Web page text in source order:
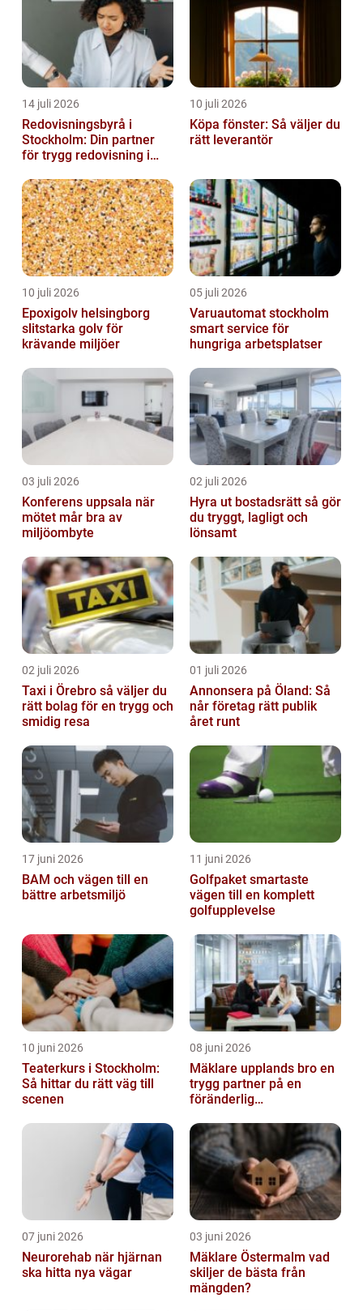
14 juli 2026
Redovisningsbyrå i
Stockholm: Din partner
för trygg redovisning i
10 juli 2026
Köpa fönster: Så väljer du
rätt leverantör
10 juli 2026
Epoxigolv helsingborg
slitstarka golv för
krävande miljöer
05 juli 2026
Varuautomat stockholm
smart service för
hungriga arbetsplatser
03 juli 2026
Konferens uppsala när
mötet mår bra av
miljöombyte
02 juli 2026
Hyra ut bostadsrätt så gör
du tryggt, lagligt och
lönsamt
02 juli 2026
Taxi i Örebro så väljer du
rätt bolag för en trygg och
smidig resa
01 juli 2026
Annonsera på Öland: Så
når företag rätt publik
året runt
17 juni 2026
BAM och vägen till en
bättre arbetsmiljö
11 juni 2026
Golfpaket smartaste
vägen till en komplett
golfupplevelse
10 juni 2026
Teaterkurs i Stockholm:
Så hittar du rätt väg till
scenen
08 juni 2026
Mäklare upplands bro en
trygg partner på en
föränderlig
07 juni 2026
Neurorehab när hjärnan
ska hitta nya vägar
03 juni 2026
Mäklare Östermalm vad
skiljer de bästa från
mängden?